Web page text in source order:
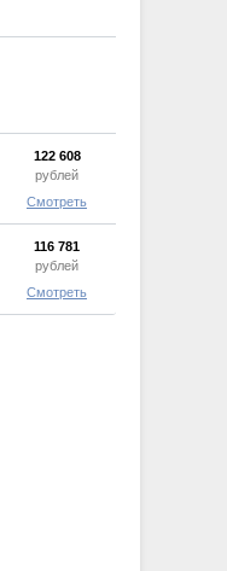
122 608
рублей
Смотреть
116 781
рублей
Смотреть